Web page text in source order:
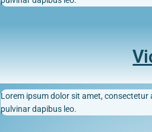
Lorem ipsum dolor sit amet,
pulvinar dapibus leo.